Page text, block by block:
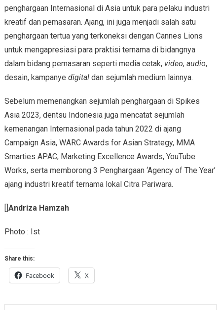
penghargaan Internasional di Asia untuk para pelaku industri
kreatif dan pemasaran. Ajang, ini juga menjadi salah satu
penghargaan tertua yang terkoneksi dengan Cannes Lions
untuk mengapresiasi para praktisi ternama di bidangnya
dalam bidang pemasaran seperti media cetak, video, audio,
desain, kampanye digitaldan sejumlah medium lainnya.
Sebelum memenangkan sejumlah penghargaan di Spikes
Asia 2023, dentsu Indonesia juga mencatat sejumlah
kemenangan Internasional pada tahun 2022 di ajang
Campaign Asia, WARC Awards for Asian Strategy, MMA
Smarties APAC, Marketing Excellence Awards, YouTube
Works, serta memborong 3 Penghargaan ‘Agency of The Year’
ajang industri kreatif ternama lokal Citra Pariwara.
Andriza Hamzah
Photo : Ist
Share this:
Facebook X